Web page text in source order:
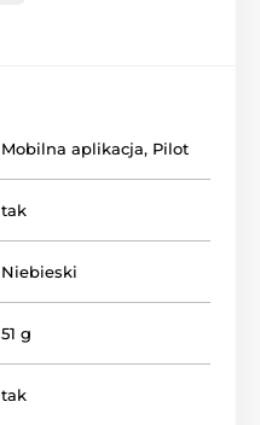
Mobilna aplikacja, Pilot
tak
Niebieski
51 g
tak